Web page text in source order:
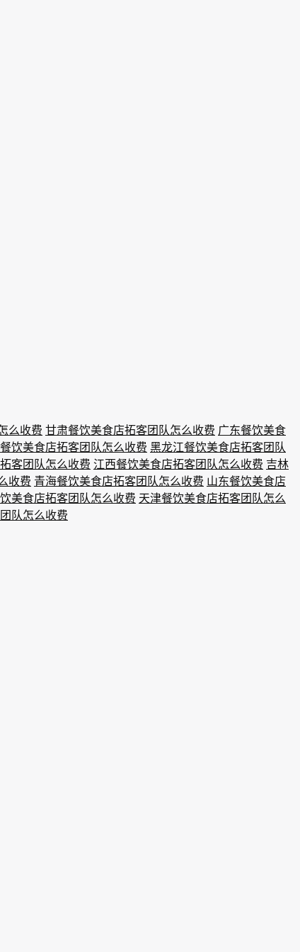
么收费 甘肃餐饮美食店拓客团队怎么收费 广东餐饮美食
饮美食店拓客团队怎么收费 黑龙江餐饮美食店拓客团队
客团队怎么收费 江西餐饮美食店拓客团队怎么收费 吉林
收费 青海餐饮美食店拓客团队怎么收费 山东餐饮美食店
美食店拓客团队怎么收费 天津餐饮美食店拓客团队怎么
队怎么收费